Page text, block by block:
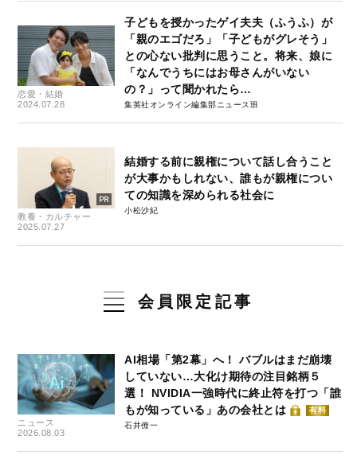
恋愛・結婚
2024.07.28
子どもを授かったゲイ夫夫（ふうふ）が
「親のエゴだろ」「子どもがグレそう」
との心ない批判に思うこと。将来、娘に
「なんでうちにはお母さんがいない
の？」って聞かれたら…
集英社オンライン編集部ニュース班
教養・カルチャー
2025.07.27
結婚する前に親権について話し合うこと
が大事かもしれない、誰もが親権につい
ての知識を深められる社会に
小松沙紀
会員限定記事
ニュース
2026.08.03
AI相場「第2幕」へ！ バブルはまだ崩壊
していない…大化け期待の注目銘柄５
選！ NVIDIA一強時代に終止符を打つ「誰
もが知っている」あの会社とは
有料
石井僚一